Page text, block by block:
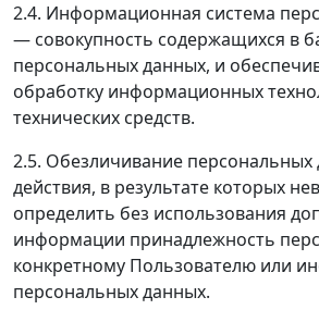
2.4. Информационная система
— совокупность содержащихся в
персональных данных, и
обработку информационных
технических средств.
2.5. Обезличивание
действия, в результате которых
определить без использования
информации принадлежность
конкретному Пользователю или
персональных данных.